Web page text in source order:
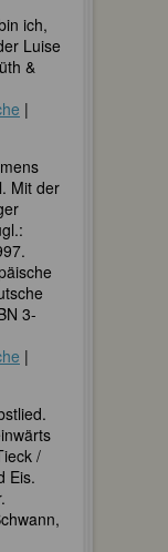
ich,
Luise
&
|
Mit der
3-
|
/
Eis.